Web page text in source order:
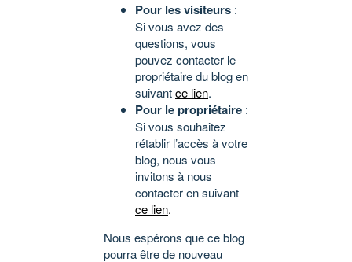
Pour les visiteurs :
Si vous avez des
questions, vous
pouvez contacter le
propriétaire du blog en
suivantce lien.
Pour le propriétaire :
Si vous souhaitez
rétablir l’accès à votre
blog, nous vous
invitons à nous
contacter en suivant
ce lien.
Nous espérons que ce blog
pourra être de nouveau